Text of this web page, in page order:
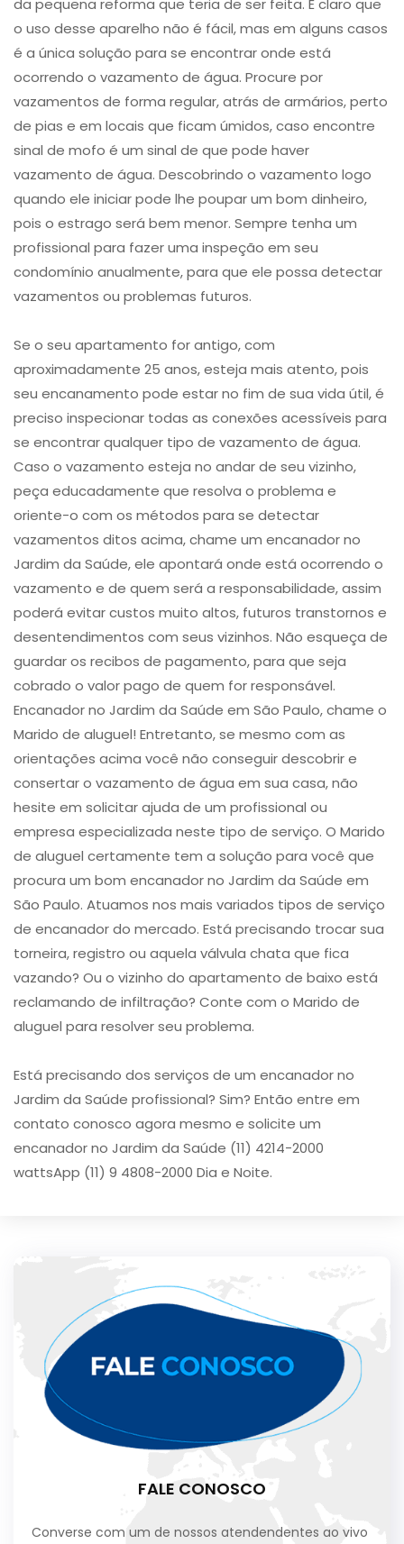
o uso desse aparelho não é fácil, mas em alguns casos
é a única solução para se encontrar onde está
ocorrendo o vazamento de água. Procure por
vazamentos de forma regular, atrás de armários, perto
de pias e em locais que ficam úmidos, caso encontre
sinal de mofo é um sinal de que pode haver
vazamento de água. Descobrindo o vazamento logo
quando ele iniciar pode lhe poupar um bom dinheiro,
pois o estrago será bem menor. Sempre tenha um
profissional para fazer uma inspeção em seu
condomínio anualmente, para que ele possa detectar
vazamentos ou problemas futuros.
Se o seu apartamento for antigo, com
aproximadamente 25 anos, esteja mais atento, pois
seu encanamento pode estar no fim de sua vida útil, é
preciso inspecionar todas as conexões acessíveis para
se encontrar qualquer tipo de vazamento de água.
Caso o vazamento esteja no andar de seu vizinho,
peça educadamente que resolva o problema e
oriente-o com os métodos para se detectar
vazamentos ditos acima, chame um encanador no
Jardim da Saúde, ele apontará onde está ocorrendo o
vazamento e de quem será a responsabilidade, assim
poderá evitar custos muito altos, futuros transtornos e
desentendimentos com seus vizinhos. Não esqueça de
guardar os recibos de pagamento, para que seja
cobrado o valor pago de quem for responsável.
Encanador no Jardim da Saúde em São Paulo, chame o
Marido de aluguel! Entretanto, se mesmo com as
orientações acima você não conseguir descobrir e
consertar o vazamento de água em sua casa, não
hesite em solicitar ajuda de um profissional ou
empresa especializada neste tipo de serviço. O Marido
de aluguel certamente tem a solução para você que
procura um ​bom encanador no Jardim da Saúde​ em
São Paulo. Atuamos nos mais variados tipos de ​serviço
de encanador​ do mercado. Está precisando trocar sua
torneira, registro ou aquela válvula chata que fica
vazando? Ou o vizinho do apartamento de baixo está
reclamando de infiltração? Conte com o Marido de
aluguel para resolver seu problema.
Está precisando dos serviços de um encanador no
Jardim da Saúde profissional? Sim? Então entre em
contato conosco agora mesmo e solicite um
encanador no Jardim da Saúde (11) 4214-2000
wattsApp (11) 9 4808-2000 Dia e Noite.
FALE CONOSCO
Converse com um de nossos atendendentes ao vivo